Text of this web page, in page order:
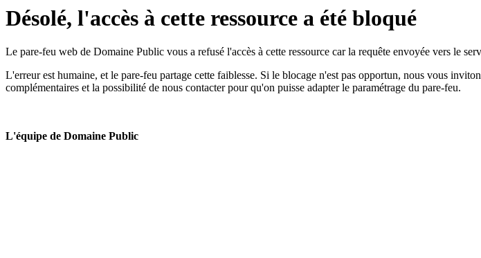
Désolé, l'accès à cette ressource a été bloqué
Le pare-feu web de Domaine Public vous a refusé l'accès à cette ressource car la requête envoyée vers le
L'erreur est humaine, et le pare-feu partage cette faiblesse. Si le blocage n'est pas opportun, nous vous
complémentaires et la possibilité de nous contacter pour qu'on puisse adapter le paramétrage du pare-feu.
L'équipe de Domaine Public